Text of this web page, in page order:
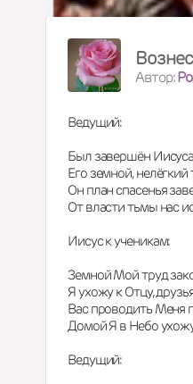
Автор:
Ведущий:
Был завершён
Его земной, нелёгкий
Он план спасенья
От власти тьмы нас
Иисус к ученикам:
Земной Мой труд
Я ухожу к Отцу,
Вас проводить Меня
Домой Я в Небо
Ведущий: